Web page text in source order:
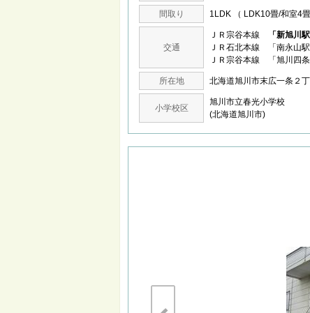
間取り 1LDK （ LDK10畳/和室4畳
交通
ＪＲ宗谷本線 「新旭川駅
ＪＲ石北本線 「南永山
ＪＲ宗谷本線 「旭川四
所在地 北海道旭川市末広一条２
小学校区
旭川市立春光小学校
(北海道旭川市)